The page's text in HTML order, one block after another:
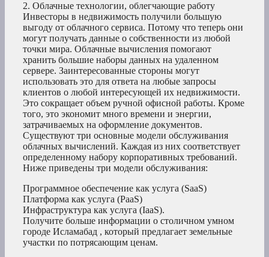
2. Облачные технологии, облегчающие работу
Инвесторы в недвижимость получили большую
выгоду от облачного сервиса. Потому что теперь они
могут получать данные о собственности из любой
точки мира. Облачные вычисления помогают
хранить большие наборы данных на удаленном
сервере. Заинтересованные стороны могут
использовать это для ответа на любые запросы
клиентов о любой интересующей их недвижимости.
Это сокращает объем ручной офисной работы. Кроме
того, это экономит много времени и энергии,
затрачиваемых на оформление документов.
Существуют три основные модели обслуживания
облачных вычислений. Каждая из них соответствует
определенному набору корпоративных требований.
Ниже приведены три модели обслуживания:
Программное обеспечение как услуга (SaaS)
Платформа как услуга (PaaS)
Инфраструктура как услуга (IaaS).
Получите больше информации о столичном умном
городе Исламабад , который предлагает земельные
участки по потрясающим ценам.